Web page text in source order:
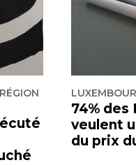
74%
veulent
du prix